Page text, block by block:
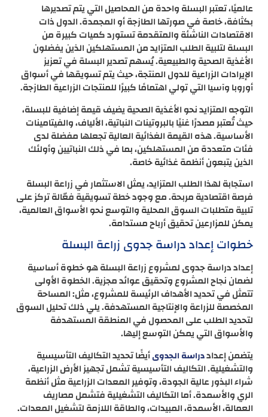
عالميًا، تعتبر البسلة واحدة من المحاصيل التي يتم تصديرها
بكثافة، خاصة في صورتها الطازجة أو المجمدة. الدول ذات
الاقتصادات الناشئة والمتقدمة تستورد كميات كبيرة من
البسلة لتلبية الطلب المتزايد من المستهلكين الذين يفضلون
الأغذية الصحية والطبيعية. يُسهم تصدير البسلة في تعزيز
الإيرادات الزراعية للدول المنتجة، حيث يتم تسويقها في أسواق
أوروبا وآسيا التي تولي اهتمامًا كبيرًا للمنتجات الزراعية الطازجة.
التوجه المتزايد نحو الأغذية الصحية يضيف قيمة إضافية للبسلة،
حيث تُعتبر مصدرًا غنيًا بالبروتينات النباتية، الألياف، والفيتامينات
الأساسية. هذه القيمة الغذائية العالية تجعلها مفضلة لدى
فئات متعددة من المستهلكين، بما في ذلك النباتيين وأولئك
الذين يتبعون أنظمة غذائية خاصة.
استجابة لهذا الطلب المتزايد، يمثل الاستثمار في زراعة البسلة
فرصة اقتصادية مربحة. مع وجود خطة تسويقية فعّالة تركز على
تلبية متطلبات السوق المحلية والتوسع نحو الأسواق العالمية،
يمكن للمزارعين تحقيق أرباح مستدامة.
خطوات إعداد دراسة جدوى زراعة البسلة
إعداد دراسة جدوى لمشروع زراعة البسلة هو خطوة أساسية
لضمان نجاح المشروع وتحقيق عوائد مجزية. الخطوة الأولى
تتمثل في تحديد الأهداف الرئيسة للمشروع، مثل: المساحة
المخصصة للزراعة والإنتاجية المستهدفة. يلي ذلك تحليل السوق
لتحديد الطلب على المحصول في المنطقة المستهدفة
والأسواق التي يمكن التوسع إليها.
يتضمن إعداددراسة الجدوىأيضًا تحديد التكاليف التأسيسية
والتشغيلية. التكاليف التأسيسية تشمل تجهيز الأرض الزراعية،
شراء البذور عالية الجودة، وتوفير المعدات الزراعية مثل أنظمة
الري والأسمدة. أما التكاليف التشغيلية فتشمل مصاريف
العمالة، الأسمدة، المبيدات، والطاقة اللازمة لتشغيل المعدات.